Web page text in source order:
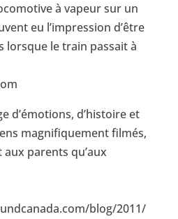
à vapeur sur un
eu l’impression d’être
lorsque le train passait à
d’émotions, d’histoire et
magnifiquement filmés,
parents qu’aux
blog/2011/